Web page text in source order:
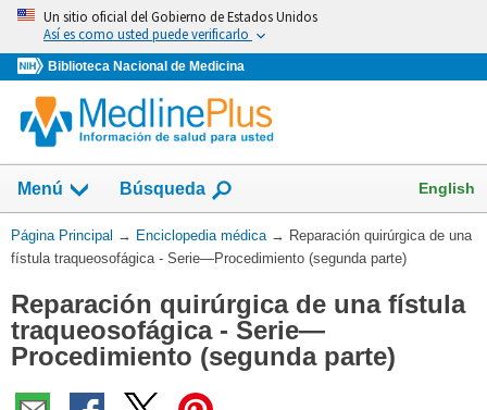
Omita
vaya
al
Contenido
Un sitio oficial del Gobierno de Estados Unidos
Así es como usted puede verificarlo
Biblioteca Nacional de Medicina
Menú Búsqueda English
Usted
está
Página Principal → Enciclopedia médica → Reparación quirúrgica de una
fístula traqueosofágica - Serie—Procedimiento (segunda parte)
Reparación quirúrgica de una fístula
traqueosofágica - Serie—
Procedimiento (segunda parte)